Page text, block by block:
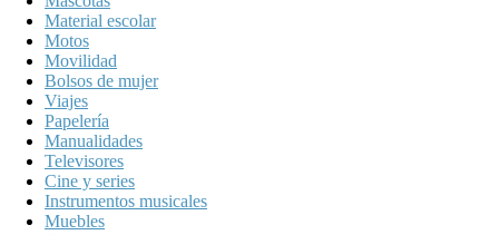
Material escolar
Motos
Movilidad
Bolsos de mujer
Viajes
Papelería
Manualidades
Televisores
Cine y series
Instrumentos musicales
Muebles